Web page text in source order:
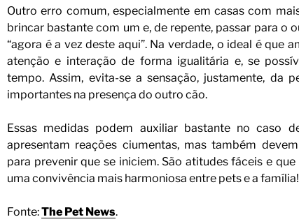
Outro erro comum, especialmente em casas com
brincar bastante com um e, de repente, passar para o
“agora é a vez deste aqui”. Na verdade, o ideal é que
atenção e interação de forma igualitária e, se
tempo. Assim, evita-se a sensação, justamente, da
importantes na presença do outro cão.
Essas medidas podem auxiliar bastante no caso
apresentam reações ciumentas, mas também
para prevenir que se iniciem. São atitudes fáceis e
uma convivência mais harmoniosa entre pets e a família!
Fonte:The Pet News.